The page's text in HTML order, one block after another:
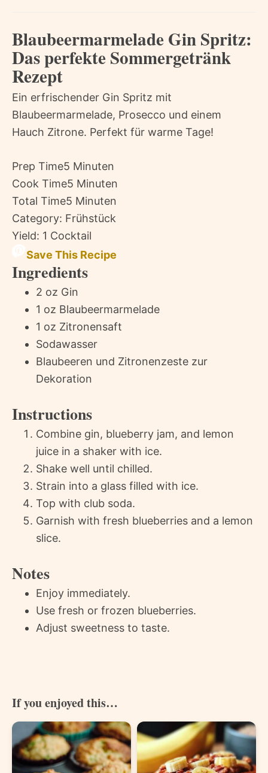
Blaubeermarmelade Gin Spritz:
Das perfekte Sommergetränk
Rezept
Ein erfrischender Gin Spritz mit
Blaubeermarmelade, Prosecco und einem
Hauch Zitrone. Perfekt für warme Tage!
Prep Time5 Minuten
Cook Time5 Minuten
Total Time5 Minuten
Category: Frühstück
Yield: 1 Cocktail
Save This Recipe
Ingredients
2 oz Gin
1 oz Blaubeermarmelade
1 oz Zitronensaft
Sodawasser
Blaubeeren und Zitronenzeste zur
Dekoration
Instructions
Combine gin, blueberry jam, and lemon
juice in a shaker with ice.
Shake well until chilled.
Strain into a glass filled with ice.
Top with club soda.
Garnish with fresh blueberries and a lemon
slice.
Notes
Enjoy immediately.
Use fresh or frozen blueberries.
Adjust sweetness to taste.
If you enjoyed this…